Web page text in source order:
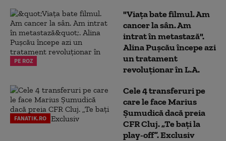
PE ROZ
"Viața bate filmul. Am
cancer la sân. Am
intrat în metastază".
Alina Pușcău începe azi
un tratament
revoluționar în L.A.
FANATIK.RO
Cele 4 transferuri pe
care le face Marius
Șumudică dacă preia
CFR Cluj. „Te bați la
play-off”. Exclusiv